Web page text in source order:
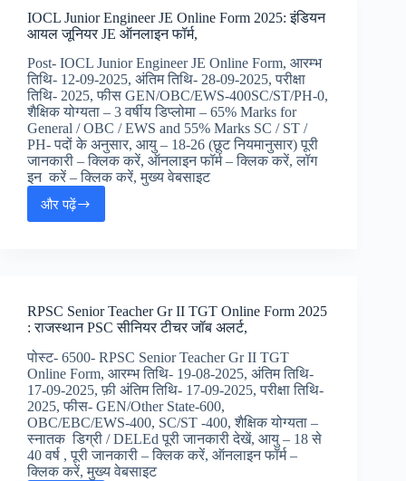
2025
:
इंडियन
ओवरसीज
बैंक
SO
ऑफिसर
जॉब्स,
IOCL Junior Engineer JE Online Form 2025: इंडियन
आयल जूनियर JE ऑनलाइन फॉर्म,
Post- IOCL Junior Engineer JE Online Form, आरम्भ
तिथि- 12-09-2025, अंतिम तिथि- 28-09-2025, परीक्षा
तिथि- 2025, फीस GEN/OBC/EWS-400SC/ST/PH-0,
शैक्षिक योग्यता – 3 वर्षीय डिप्लोमा – 65% Marks for
General / OBC / EWS and 55% Marks SC / ST /
PH- पदों के अनुसार, आयु – 18-26 (छूट नियमानुसार) पूरी
जानकारी – क्लिक करें, ऑनलाइन फॉर्म – क्लिक करें, लॉग
इन करें – क्लिक करें, मुख्य वेबसाइट
और पढ़ेंIOCL
2025:
इंडियन
आयल
जूनियर
JE
ऑनलाइन
फॉर्म,
RPSC Senior Teacher Gr II TGT Online Form 2025
: राजस्थान PSC सीनियर टीचर जॉब अलर्ट,
पोस्ट- 6500- RPSC Senior Teacher Gr II TGT
Online Form, आरम्भ तिथि- 19-08-2025, अंतिम तिथि-
17-09-2025, फ़ी अंतिम तिथि- 17-09-2025, परीक्षा तिथि-
2025, फीस- GEN/Other State-600,
OBC/EBC/EWS-400, SC/ST -400, शैक्षिक योग्यता –
स्नातक डिग्री / DELEd पूरी जानकारी देखें, आयु – 18 से
40 वर्ष , पूरी जानकारी – क्लिक करें, ऑनलाइन फॉर्म –
क्लिक करें, मुख्य वेबसाइट